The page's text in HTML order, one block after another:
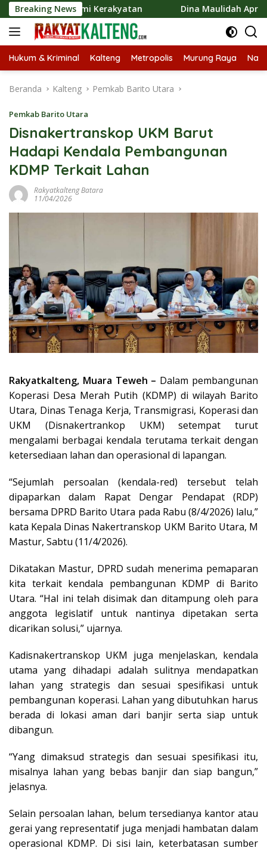
Langsung
ke
konten
Breaking News
Kerakyatan Dina Maulidah Apresiasi Festival
Hukum & Kriminal Kalteng Metropolis Murung Raya
Beranda Kalteng Pemkab Barito Utara
Pemkab Barito Utara
Disnakertranskop UKM Barut
Hadapi Kendala Pembangunan
KDMP Terkait Lahan
Rakyatkalteng Batara
11/04/2026
Rakyatkalteng, Muara Teweh – Dalam pembangunan
Koperasi Desa Merah Putih (KDMP) di wilayah Barito
Utara, Dinas Tenaga Kerja, Transmigrasi, Koperasi dan
UKM (Disnakertrankop UKM) setempat turut
mengalami berbagai kendala terutama terkait dengan
ketersediaan lahan dan operasional di lapangan.
“Sejumlah persoalan (kendala-red) tersebut telah
dipaparkan dalam Rapat Dengar Pendapat (RDP)
bersama DPRD Barito Utara pada Rabu (8/4/2026) lalu,”
kata Kepala Dinas Nakertranskop UKM Barito Utara, M
Mastur, Sabtu (11/4/2026).
Dikatakan Mastur, DPRD sudah menerima pemaparan
kita terkait kendala pembangunan KDMP di Barito
Utara. “Hal ini telah disimak dan ditampung oleh para
anggota legislatif untuk nantinya dipetakan serta
dicarikan solusi,” ujarnya.
Kadisnakertranskop UKM juga menjelaskan, kendala
utama yang dihadapi adalah sulitnya mendapatkan
lahan yang strategis dan sesuai spesifikasi untuk
pembangunan koperasi. Lahan yang dibutuhkan harus
berada di lokasi aman dari banjir serta siap untuk
dibangun.
“Yang dimaksud strategis dan sesuai spesifikasi itu,
misalnya lahan yang bebas banjir dan siap bangun,”
jelasnya.
Selain persoalan lahan, belum tersedianya kantor atau
gerai yang representatif juga menjadi hambatan dalam
operasional KDMP. Di sisi lain, keterbatasan sumber